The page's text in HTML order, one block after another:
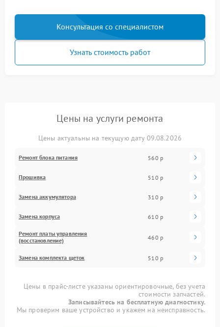
Консультация со специалистом
Узнать стоимость работ
Цены на услуги ремонта
Цены актуальны на текущую дату 09.08.2026
Ремонт блока питания 560 р
Прошивка 510 р
Замена аккумулятора 310 р
Замена корпуса 610 р
Ремонт платы управления
(восстановление)
460 р
Замена комплекта щеток 510 р
Цены в прайс-листе указаны ориентировочные, без учета
стоимости запчастей.
Записывайтесь на бесплатную диагностику.
Мы проверим ваше устройство и укажем на неисправность.